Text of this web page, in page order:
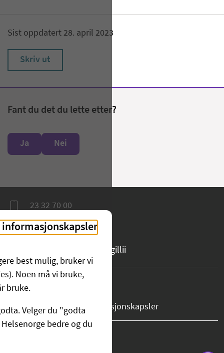
Sist oppdatert 28. april 2023
Skriv ut
Fant du det du lette etter?
Ja Nei